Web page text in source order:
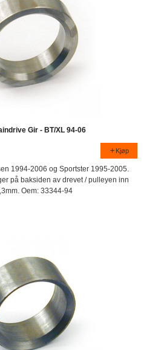
Gir - BT/XL 94-06
Kjøp
1994-2006 og Sportster 1995-2005.
på baksiden av drevet / pulleyen inn
Oem: 33344-94